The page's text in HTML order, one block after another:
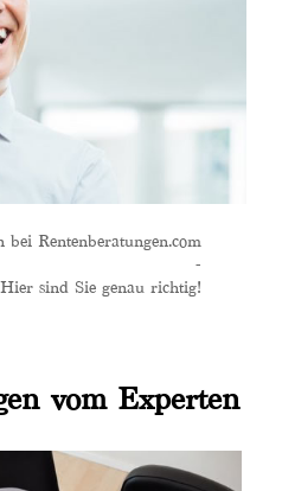
Rentenberatungen.com
-
Hier sind Sie genau richtig!
vom Experten